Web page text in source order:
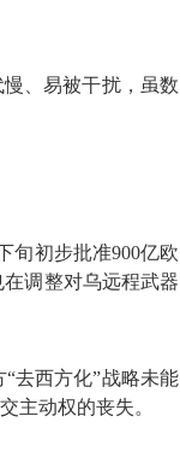
、易被干扰，虽数
旬初步批准‌900亿欧
调整对乌远程武器
去西方化”战略未能
主动权的丧失。